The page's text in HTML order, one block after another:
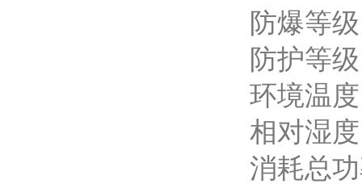
防爆等
防护等
环境温
相对湿
消耗总